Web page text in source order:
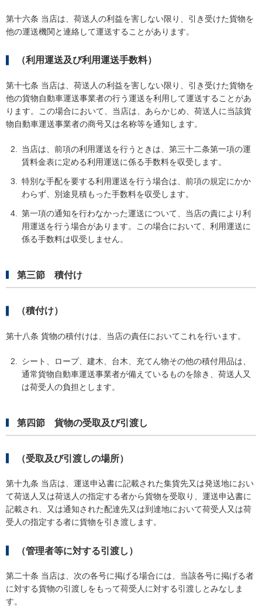
第十六条 当店は、荷送人の利益を害しない限り、引き受けた貨物を
他の運送機関と連絡して運送することがあります。
（利用運送及び利用運送手数料）
第十七条 当店は、荷送人の利益を害しない限り、引き受けた貨物を
他の貨物自動車運送事業者の行う運送を利用して運送することがあ
ります。この場合において、当店は、あらかじめ、荷送人に当該貨
物自動車運送事業者の商号又は名称等を通知します。
当店は、前項の利用運送を行うときは、第三十二条第一項の運
賃料金表に定める利用運送に係る手数料を収受します。
特別な手配を要する利用運送を行う場合は、前項の規定にかか
わらず、別途見積もった手数料を収受します。
第一項の通知を行わなかった運送について、当店の責により利
用運送を行う場合があります。この場合において、利用運送に
係る手数料は収受しません。
第三節 積付け
（積付け）
第十八条 貨物の積付けは、当店の責任においてこれを行います。
シート、ロープ、建木、台木、充てん物その他の積付用品は、
通常貨物自動車運送事業者が備えているものを除き、荷送人又
は荷受人の負担とします。
第四節 貨物の受取及び引渡し
（受取及び引渡しの場所）
第十九条 当店は、運送申込書に記載された集貨先又は発送地におい
て荷送人又は荷送人の指定する者から貨物を受取り、運送申込書に
記載され、又は通知された配達先又は到達地において荷受人又は荷
受人の指定する者に貨物を引き渡します。
（管理者等に対する引渡し）
第二十条 当店は、次の各号に掲げる場合には、当該各号に掲げる者
に対する貨物の引渡しをもって荷受人に対する引渡しとみなしま
す。